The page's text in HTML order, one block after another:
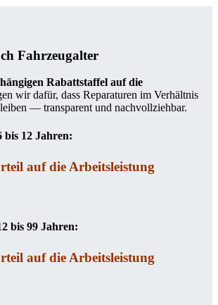
Fahrzeugalter
Rabattstaffel auf die
wir dafür, dass Reparaturen im Verhältnis
— transparent und nachvollziehbar.
bis 12 Jahren:
auf die Arbeitsleistung
bis 99 Jahren:
auf die Arbeitsleistung